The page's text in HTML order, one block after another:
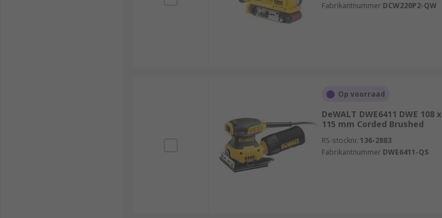
Fabrikantnummer DCW220P2-QW
Op voorraad
DeWALT DWE6411 DWE 108 x
115 mm Corded Brushed
RS-stocknr. 136-2883
Fabrikantnummer DWE6411-QS